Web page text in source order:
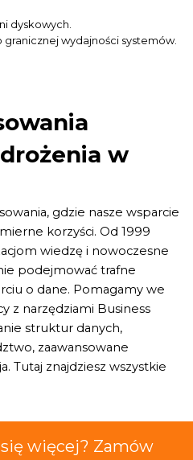
dyskowych.
granicznej wydajności systemów.
w
gdzie nasze wsparcie
korzyści. Od 1999
wiedzę i nowoczesne
podejmować trafne
o dane. Pomagamy we
z narzędziami Business
struktur danych,
zaawansowane
Tutaj znajdziesz wszystkie
więcej? Zamów